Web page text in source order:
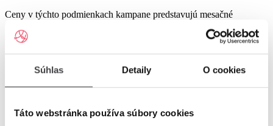
Súhlas Detaily O cookies
Táto webstránka používa súbory cookies
Ceny v týchto podmienkach kampane predstavujú mesačné
sú uvedené vrátane DPH podľa aktuálne platných právnych
Internet OPTIK 600 bez viazanosti samostatne - LI7